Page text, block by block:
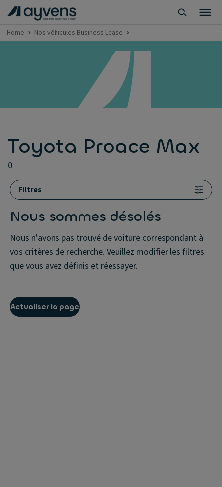
Home Nos véhicules Business Lease
Toyota Proace Max
0
Filtres
Nous sommes désolés
Nous n'avons pas trouvé de voiture correspondant à
vos critères de recherche. Veuillez modifier les filtres
que vous avez définis et réessayer.
Actualiser la page